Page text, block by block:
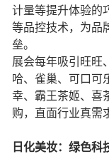
计量等提升体验的
等品控技术，为品
垒。
展会每年吸引旺旺
哈、雀巢、可口可
幸、霸王茶姬、喜
购，直面行业真需
日化美妆：绿色科